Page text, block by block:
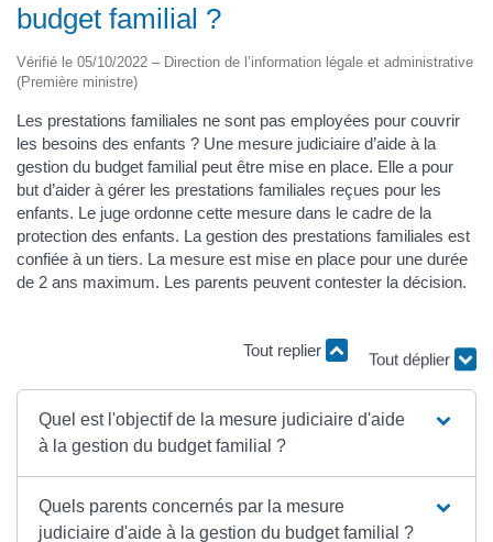
budget familial ?
Vérifié le 05/10/2022 – Direction de l’information légale et administrative
(Première ministre)
Les prestations familiales ne sont pas employées pour couvrir
les besoins des enfants ? Une mesure judiciaire d’aide à la
gestion du budget familial peut être mise en place. Elle a pour
but d’aider à gérer les prestations familiales reçues pour les
enfants. Le juge ordonne cette mesure dans le cadre de la
protection des enfants. La gestion des prestations familiales est
confiée à un tiers. La mesure est mise en place pour une durée
de 2 ans maximum. Les parents peuvent contester la décision.
Tout replier
Tout déplier
Quel est l'objectif de la mesure judiciaire d'aide
à la gestion du budget familial ?
Quels parents concernés par la mesure
judiciaire d'aide à la gestion du budget familial ?